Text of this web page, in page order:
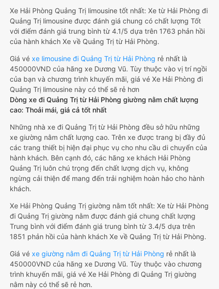
Xe Hải Phòng Quảng Trị limousine tốt nhất: Xe từ Hải Phòng đi
Quảng Trị limousine được đánh giá chung có chất lượng Tốt
với điểm đánh giá trung bình từ 4.1/5 dựa trên 1763 phản hồi
của hành khách Xe về Quảng Trị từ Hải Phòng.
Giá vé xe limousine đi Quảng Trị từ Hải Phòng rẻ nhất là
450000VND của hãng xe Dương Vũ. Tùy thuộc vào vị trí ngồi
của bạn và chương trình khuyến mãi, giá vé Xe Hải Phòng đi
Quảng Trị limousine này có thể sẽ rẻ hơn
Dòng xe đi Quảng Trị từ Hải Phòng giường nằm chất lượng
cao: Thoải mái, giá cả tốt nhất
Những nhà xe đi Quảng Trị từ Hải Phòng đều sở hữu những
xe giường nằm chất lượng cao. Trên xe được trang bị đầy đủ
các trang thiết bị hiện đại phục vụ cho nhu cầu di chuyển của
hành khách. Bên cạnh đó, các hãng xe khách Hải Phòng
Quảng Trị luôn chú trọng đến chất lượng dịch vụ, không
ngừng cải thiện để mang đến trải nghiệm hoàn hảo cho hành
khách.
Xe Hải Phòng Quảng Trị giường nằm tốt nhất: Xe từ Hải Phòng
đi Quảng Trị giường nằm được đánh giá chung chất lượng
Trung bình với điểm đánh giá trung bình từ 3.4/5 dựa trên
1851 phản hồi của hành khách Xe về Quảng Trị từ Hải Phòng.
Giá vé xe giường nằm đi Quảng Trị từ Hải Phòng rẻ nhất là
450000VND của hãng xe Dương Vũ. Tùy thuộc vào chương
trình khuyến mãi, giá vé Xe Hải Phòng đi Quảng Trị giường
nằm này có thể sẽ rẻ hơn.